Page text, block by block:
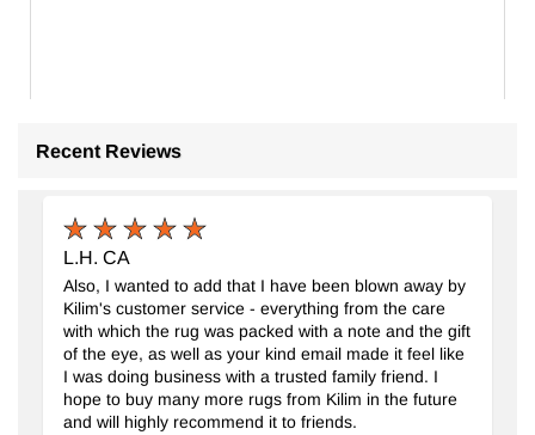
Recent Reviews
L.H. CA
Also, I wanted to add that I have been blown away by
Kilim's customer service - everything from the care
with which the rug was packed with a note and the gift
of the eye, as well as your kind email made it feel like
I was doing business with a trusted family friend. I
hope to buy many more rugs from Kilim in the future
and will highly recommend it to friends.